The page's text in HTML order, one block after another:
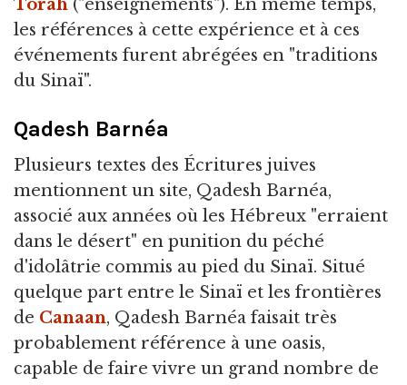
Torah ("enseignements"). En même temps,
les références à cette expérience et à ces
événements furent abrégées en "traditions
du Sinaï".
Qadesh Barnéa
Plusieurs textes des Écritures juives
mentionnent un site, Qadesh Barnéa,
associé aux années où les Hébreux "erraient
dans le désert" en punition du péché
d'idolâtrie commis au pied du Sinaï. Situé
quelque part entre le Sinaï et les frontières
de Canaan, Qadesh Barnéa faisait très
probablement référence à une oasis,
capable de faire vivre un grand nombre de